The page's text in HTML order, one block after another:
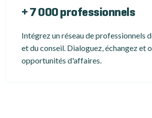
+ 7 000 professionnels
Intégrez un réseau de professionnels
et du conseil. Dialoguez, échangez et
opportunités d'affaires.